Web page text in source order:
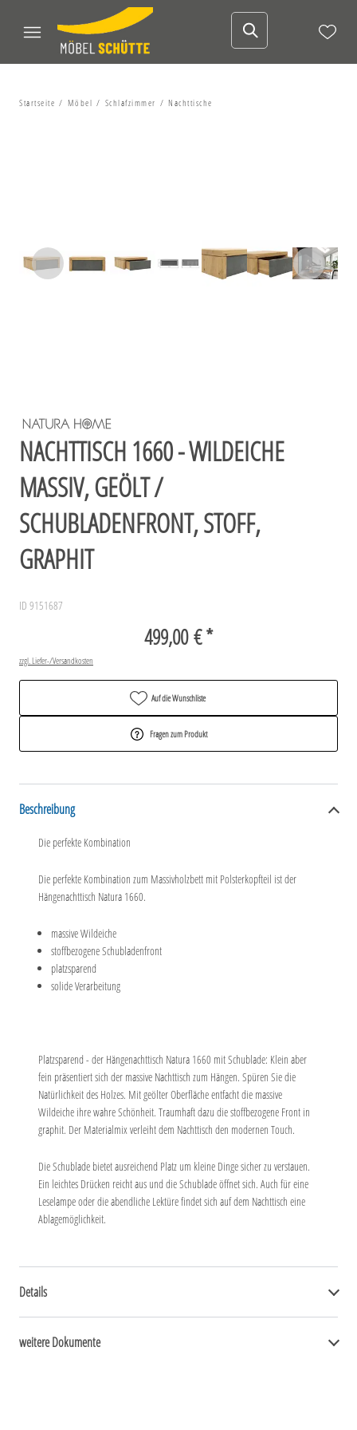
Startseite Möbel Schlafzimmer Nachttische
NACHTTISCH 1660 - WILDEICHE
MASSIV, GEÖLT /
SCHUBLADENFRONT, STOFF,
GRAPHIT
ID 9151687
499,00 € *
zzgl. Liefer-/Versandkosten
Auf die Wunschliste
Fragen zum Produkt
Beschreibung
Die perfekte Kombination
Die perfekte Kombination zum Massivholzbett mit Polsterkopfteil ist der
Hängenachttisch Natura 1660.
massive Wildeiche
stoffbezogene Schubladenfront
platzsparend
solide Verarbeitung
Platzsparend - der Hängenachttisch Natura 1660 mit Schublade: Klein aber
fein präsentiert sich der massive Nachttisch zum Hängen. Spüren Sie die
Natürlichkeit des Holzes. Mit geölter Oberfläche entfacht die massive
Wildeiche ihre wahre Schönheit. Traumhaft dazu die stoffbezogene Front in
graphit. Der Materialmix verleiht dem Nachttisch den modernen Touch.
Die Schublade bietet ausreichend Platz um kleine Dinge sicher zu verstauen.
Ein leichtes Drücken reicht aus und die Schublade öffnet sich. Auch für eine
Leselampe oder die abendliche Lektüre findet sich auf dem Nachttisch eine
Ablagemöglichkeit.
Details
weitere Dokumente